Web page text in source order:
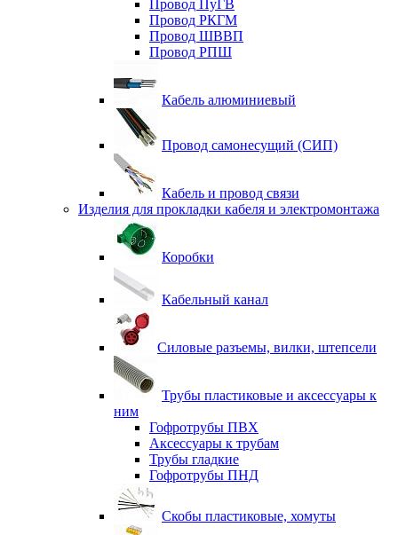
Провод ПуГВ
Провод РКГМ
Провод ШВВП
Провод РПШ
Кабель алюминиевый
Провод самонесущий (СИП)
Кабель и провод связи
Изделия для прокладки кабеля и электромонтажа
Коробки
Кабельный канал
Силовые разъемы, вилки, штепсели
Трубы пластиковые и аксессуары к
ним
Гофротрубы ПВХ
Аксессуары к трубам
Трубы гладкие
Гофротрубы ПНД
Скобы пластиковые, хомуты